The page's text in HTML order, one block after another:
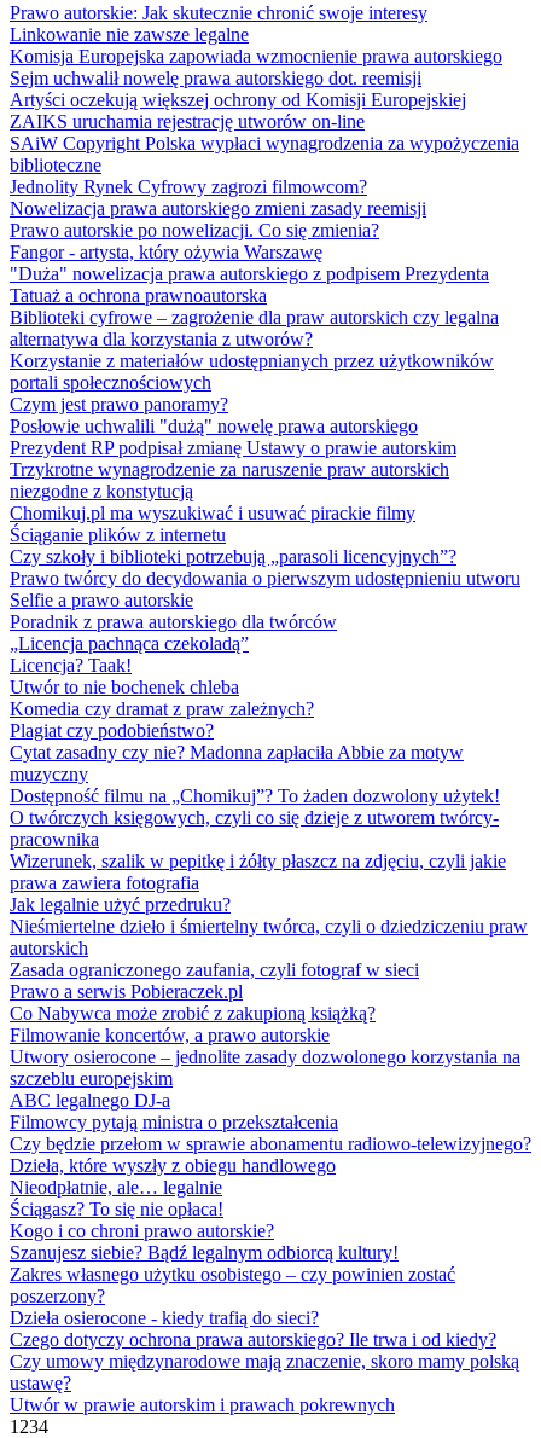
Prawo autorskie: Jak skutecznie chronić swoje interesy
Linkowanie nie zawsze legalne
Komisja Europejska zapowiada wzmocnienie prawa autorskiego
Sejm uchwalił nowelę prawa autorskiego dot. reemisji
Artyści oczekują większej ochrony od Komisji Europejskiej
ZAIKS uruchamia rejestrację utworów on-line
SAiW Copyright Polska wypłaci wynagrodzenia za wypożyczenia
biblioteczne
Jednolity Rynek Cyfrowy zagrozi filmowcom?
Nowelizacja prawa autorskiego zmieni zasady reemisji
Prawo autorskie po nowelizacji. Co się zmienia?
Fangor - artysta, który ożywia Warszawę
"Duża" nowelizacja prawa autorskiego z podpisem Prezydenta
Tatuaż a ochrona prawnoautorska
Biblioteki cyfrowe – zagrożenie dla praw autorskich czy legalna
alternatywa dla korzystania z utworów?
Korzystanie z materiałów udostępnianych przez użytkowników
portali społecznościowych
Czym jest prawo panoramy?
Posłowie uchwalili "dużą" nowelę prawa autorskiego
Prezydent RP podpisał zmianę Ustawy o prawie autorskim
Trzykrotne wynagrodzenie za naruszenie praw autorskich
niezgodne z konstytucją
Chomikuj.pl ma wyszukiwać i usuwać pirackie filmy
Ściąganie plików z internetu
Czy szkoły i biblioteki potrzebują „parasoli licencyjnych”?
Prawo twórcy do decydowania o pierwszym udostępnieniu utworu
Selfie a prawo autorskie
Poradnik z prawa autorskiego dla twórców
„Licencja pachnąca czekoladą”
Licencja? Taak!
Utwór to nie bochenek chleba
Komedia czy dramat z praw zależnych?
Plagiat czy podobieństwo?
Cytat zasadny czy nie? Madonna zapłaciła Abbie za motyw
muzyczny
Dostępność filmu na „Chomikuj”? To żaden dozwolony użytek!
O twórczych księgowych, czyli co się dzieje z utworem twórcy-
pracownika
Wizerunek, szalik w pepitkę i żółty płaszcz na zdjęciu, czyli jakie
prawa zawiera fotografia
Jak legalnie użyć przedruku?
Nieśmiertelne dzieło i śmiertelny twórca, czyli o dziedziczeniu praw
autorskich
Zasada ograniczonego zaufania, czyli fotograf w sieci
Prawo a serwis Pobieraczek.pl
Co Nabywca może zrobić z zakupioną książką?
Filmowanie koncertów, a prawo autorskie
Utwory osierocone – jednolite zasady dozwolonego korzystania na
szczeblu europejskim
ABC legalnego DJ-a
Filmowcy pytają ministra o przekształcenia
Czy będzie przełom w sprawie abonamentu radiowo-telewizyjnego?
Dzieła, które wyszły z obiegu handlowego
Nieodpłatnie, ale… legalnie
Ściągasz? To się nie opłaca!
Kogo i co chroni prawo autorskie?
Szanujesz siebie? Bądź legalnym odbiorcą kultury!
Zakres własnego użytku osobistego – czy powinien zostać
poszerzony?
Dzieła osierocone - kiedy trafią do sieci?
Czego dotyczy ochrona prawa autorskiego? Ile trwa i od kiedy?
Czy umowy międzynarodowe mają znaczenie, skoro mamy polską
ustawę?
Utwór w prawie autorskim i prawach pokrewnych
1 234